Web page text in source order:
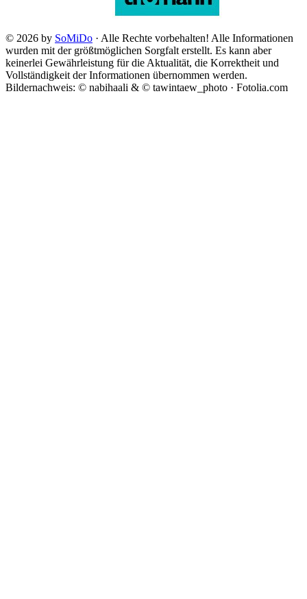
© 2026 by SoMiDo · Alle Rechte vorbehalten! Alle Informationen
wurden mit der größtmöglichen Sorgfalt erstellt. Es kann aber
keinerlei Gewährleistung für die Aktualität, die Korrektheit und
Vollständigkeit der Informationen übernommen werden.
Bildernachweis: © nabihaali & © tawintaew_photo · Fotolia.com